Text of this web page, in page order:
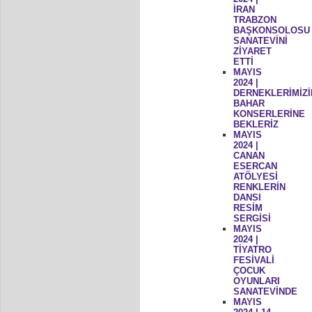
İRAN
TRABZON
BAŞKONSOLOSU
SANATEVİNİ
ZİYARET
ETTİ
MAYIS
2024 |
BAHAR
KONSERLERİNE
BEKLERİZ
MAYIS
2024 |
CANAN
ESERCAN
ATÖLYESİ
RENKLERİN
DANSI
RESİM
SERGİSİ
MAYIS
2024 |
TİYATRO
FESİVALİ
ÇOCUK
OYUNLARI
SANATEVİNDE
MAYIS